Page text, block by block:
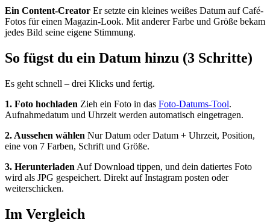
Ein Content-Creator Er setzte ein kleines weißes Datum auf Café-
Fotos für einen Magazin-Look. Mit anderer Farbe und Größe bekam
jedes Bild seine eigene Stimmung.
So fügst du ein Datum hinzu (3 Schritte)
Es geht schnell – drei Klicks und fertig.
1. Foto hochladen Zieh ein Foto in das Foto-Datums-Tool.
Aufnahmedatum und Uhrzeit werden automatisch eingetragen.
2. Aussehen wählen Nur Datum oder Datum + Uhrzeit, Position,
eine von 7 Farben, Schrift und Größe.
3. Herunterladen Auf Download tippen, und dein datiertes Foto
wird als JPG gespeichert. Direkt auf Instagram posten oder
weiterschicken.
Im Vergleich